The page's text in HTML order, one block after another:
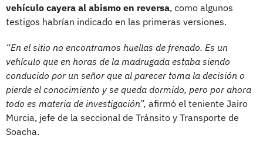
vehículo cayera al abismo en reversa, como algunos
testigos habrían indicado en las primeras versiones.
“En el sitio no encontramos huellas de frenado. Es un
vehículo que en horas de la madrugada estaba siendo
conducido por un señor que al parecer toma la decisión o
pierde el conocimiento y se queda dormido, pero por ahora
todo es materia de investigación”, afirmó el teniente Jairo
Murcia, jefe de la seccional de Tránsito y Transporte de
Soacha.